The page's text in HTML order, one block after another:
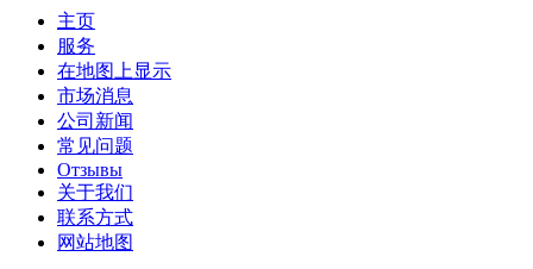
主页
服务
在地图上显示
市场消息
公司新闻
常见问题
Отзывы
关于我们
联系方式
网站地图